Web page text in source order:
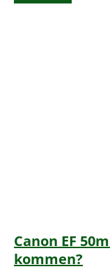
Canon EF
kommen?